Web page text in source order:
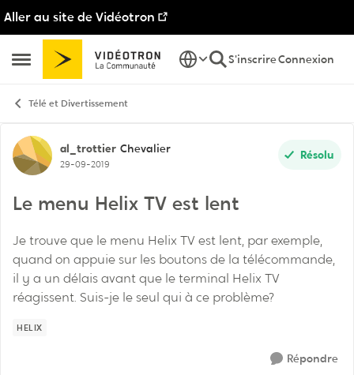
Aller au site de Vidéotron
Ouvrir Menu Latéral
Passer au contenu
S'inscrireConnexion
Télé et Divertissement
Discussion de forum
al_trottier Chevalier
29-09-2019
Résolu
Le menu Helix TV est lent
Je trouve que le menu Helix TV est lent, par exemple,
quand on appuie sur les boutons de la télécommande,
il y a un délais avant que le terminal Helix TV
réagissent. Suis-je le seul qui à ce problème?
HELIX
Répondre